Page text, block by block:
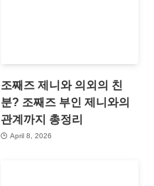
조째즈 제니와 의외의 친
분? 조째즈 부인 제니와의
관계까지 총정리
April 8, 2026